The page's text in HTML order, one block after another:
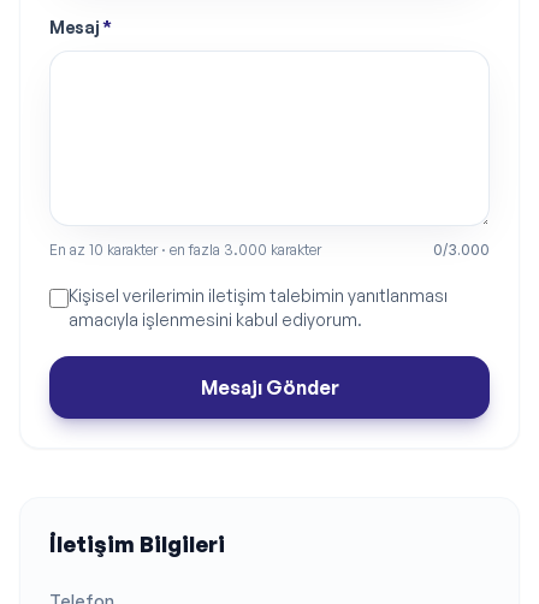
Mesaj*
En az 10 karakter · en fazla 3.000 karakter 0/3.000
Kişisel verilerimin iletişim talebimin yanıtlanması
amacıyla işlenmesini kabul ediyorum.
Mesajı Gönder
İletişim Bilgileri